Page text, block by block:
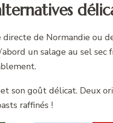
de Normandie ou
un salage au sel sec
son goût délicat. Deux
raffinés !